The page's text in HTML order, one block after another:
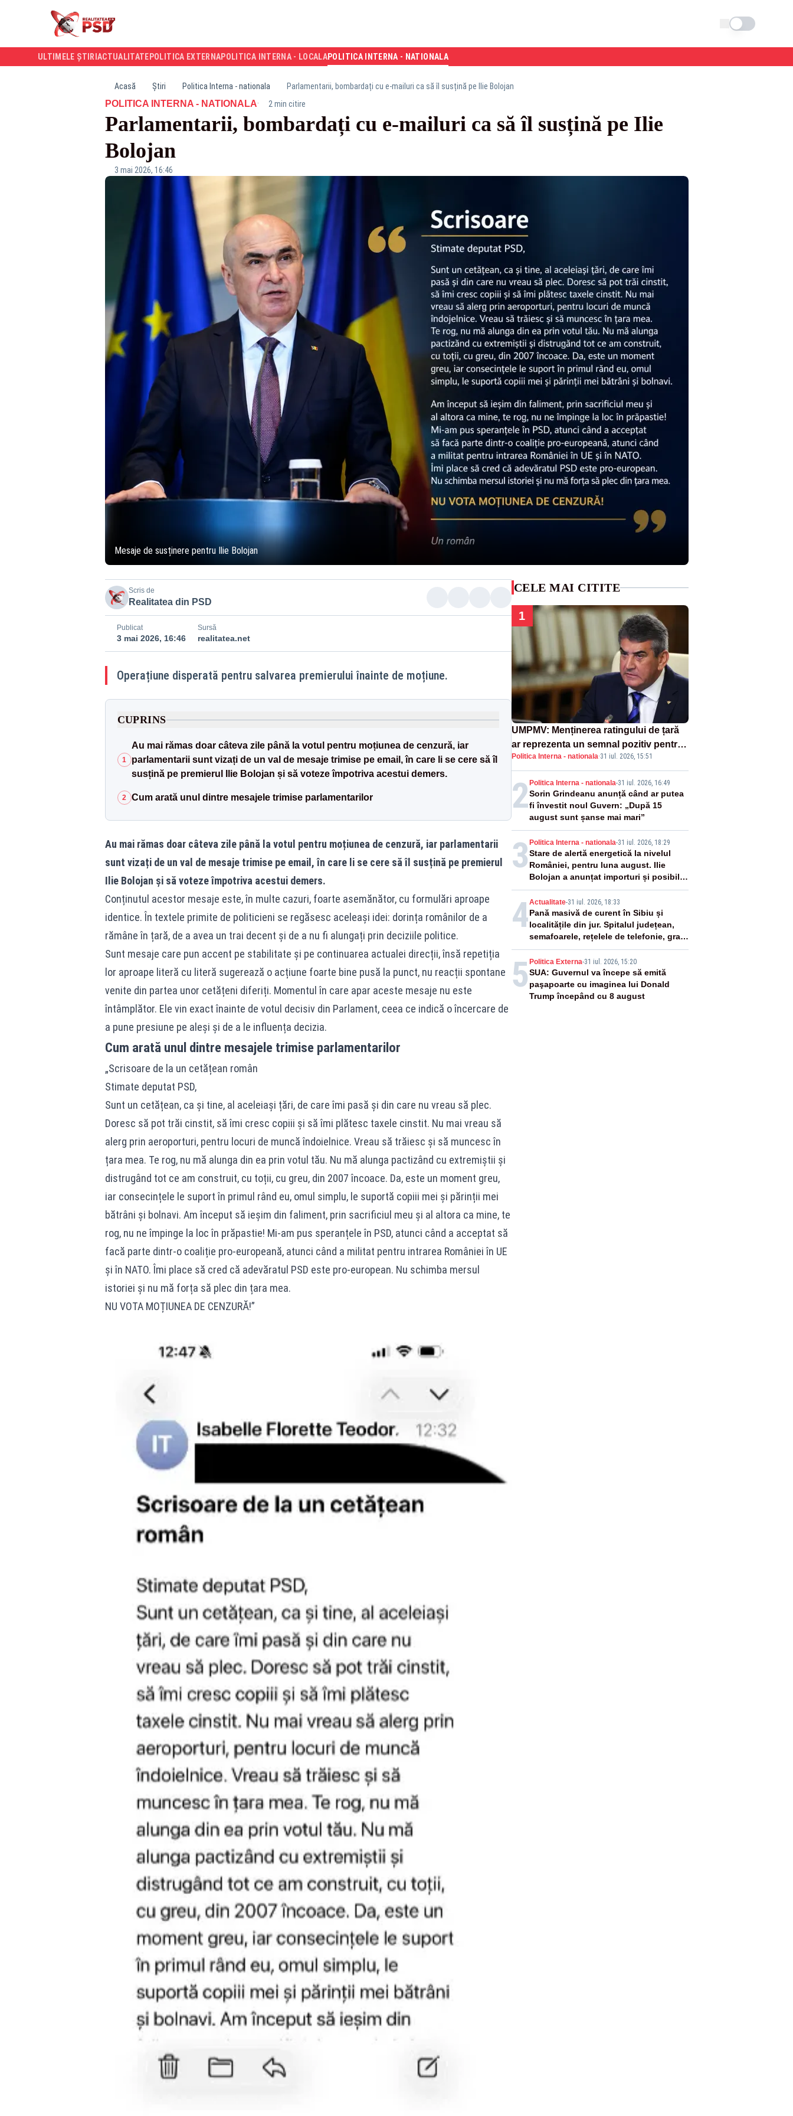
Schimba tema
ULTIMELE ȘTIRI ACTUALITATE POLITICA EXTERNAPOLITICA INTERNA - LOCALAPOLITICA INTERNA - NATIONALA
Acasă Știri Politica Interna - nationala Parlamentarii, bombardați cu e-mailuri ca să îl susțină pe Ilie Bolojan
POLITICA INTERNA - NATIONALA· 2 min citire
Parlamentarii, bombardați cu e-mailuri ca să îl susțină pe Ilie
Bolojan
3 mai 2026, 16:46
Mesaje de susținere pentru Ilie Bolojan
Scris de
Realitatea din PSD
Publicat
3 mai 2026, 16:46
Sursă
realitatea.net
Operațiune disperată pentru salvarea premierului înainte de moțiune.
CUPRINS
1
Au mai rămas doar câteva zile până la votul pentru moțiunea de cenzură, iar
parlamentarii sunt vizați de un val de mesaje trimise pe email, în care li se cere să îl
susțină pe premierul Ilie Bolojan și să voteze împotriva acestui demers.
2 Cum arată unul dintre mesajele trimise parlamentarilor
Au mai rămas doar câteva zile până la votul pentru moțiunea de cenzură, iar parlamentarii
sunt vizați de un val de mesaje trimise pe email, în care li se cere să îl susțină pe premierul
Ilie Bolojan și să voteze împotriva acestui demers.
Conținutul acestor mesaje este, în multe cazuri, foarte asemănător, cu formulări aproape
identice. În textele primite de politicieni se regăsesc aceleași idei: dorința românilor de a
rămâne în țară, de a avea un trai decent și de a nu fi alungați prin deciziile politice.
Sunt mesaje care pun accent pe stabilitate și pe continuarea actualei direcții, însă repetiția
lor aproape literă cu literă sugerează o acțiune foarte bine pusă la punct, nu reacții spontane
venite din partea unor cetățeni diferiți. Momentul în care apar aceste mesaje nu este
întâmplător. Ele vin exact înainte de votul decisiv din Parlament, ceea ce indică o încercare de
a pune presiune pe aleși și de a le influența decizia.
Cum arată unul dintre mesajele trimise parlamentarilor
„Scrisoare de la un cetățean român
Stimate deputat PSD,
Sunt un cetățean, ca și tine, al aceleiași țări, de care îmi pasă și din care nu vreau să plec.
Doresc să pot trăi cinstit, să îmi cresc copiii și să îmi plătesc taxele cinstit. Nu mai vreau să
alerg prin aeroporturi, pentru locuri de muncă îndoielnice. Vreau să trăiesc și să muncesc în
țara mea. Te rog, nu mă alunga din ea prin votul tău. Nu mă alunga pactizând cu extremiștii și
distrugând tot ce am construit, cu toții, cu greu, din 2007 încoace. Da, este un moment greu,
iar consecințele le suport în primul rând eu, omul simplu, le suportă copiii mei și părinții mei
bătrâni și bolnavi. Am început să ieșim din faliment, prin sacrificiul meu și al altora ca mine, te
rog, nu ne împinge la loc în prăpastie! Mi-am pus speranțele în PSD, atunci când a acceptat să
facă parte dintr-o coaliție pro-europeană, atunci când a militat pentru intrarea României în UE
și în NATO. Îmi place să cred că adevăratul PSD este pro-european. Nu schimba mersul
istoriei și nu mă forța să plec din țara mea.
NU VOTA MOȚIUNEA DE CENZURĂ!”
CELE MAI CITITE
1
UMPMV: Menținerea ratingului de țară
ar reprezenta un semnal pozitiv pentru
România. Autoritățile trebuie să
continue consolidarea stabilității
economice și financiare
Politica Interna - nationala·31 iul. 2026, 15:51
2 Politica Interna - nationala-31 iul. 2026, 16:49
Sorin Grindeanu anunță când ar putea
fi învestit noul Guvern: „După 15
august sunt șanse mai mari”
3 Politica Interna - nationala-31 iul. 2026, 18:29
Stare de alertă energetică la nivelul
României, pentru luna august. Ilie
Bolojan a anunțat importuri și posibile
restricții – VIDEO
4Actualitate-31 iul. 2026, 18:33
Pană masivă de curent în Sibiu și
localitățile din jur. Spitalul județean,
semafoarele, rețelele de telefonie, grav
afectate
5 Politica Externa-31 iul. 2026, 15:20
SUA: Guvernul va începe să emită
paşapoarte cu imaginea lui Donald
Trump începând cu 8 august